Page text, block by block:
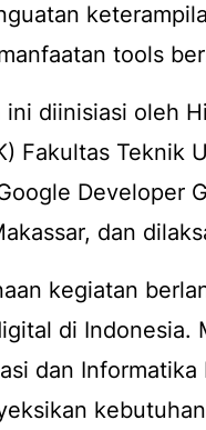
tools
ini diinisiasi oleh
Fakultas Teknik
Developer
dan
kegiatan
di Indonesia.
dan